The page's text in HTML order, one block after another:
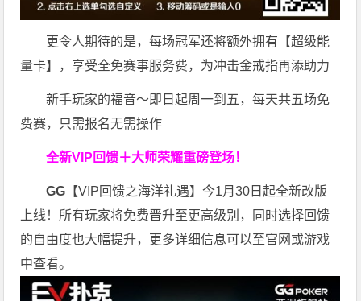
更令人期待的是，每场冠军还将额外拥有【超级能
量卡】，享受全免赛事服务费，为冲击金戒指再添助力
新手玩家的福音～即日起周一到五，每天共五场免
费赛，只需报名无需操作
全新VIP回馈＋大师荣耀重磅登场！
GG 【VIP回馈之海洋礼遇】今1月30日起全新改版
上线！所有玩家将免费晋升至更高级别，同时选择回馈
的自由度也大幅提升，更多详细信息可以至官网或游戏
中查看。